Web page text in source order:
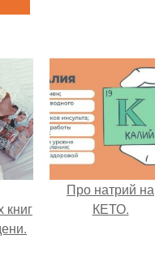
Про натрий на
КЕТО.